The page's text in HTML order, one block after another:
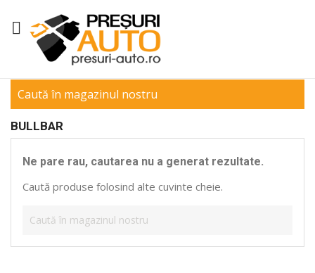

BULLBAR
Ne pare rau, cautarea nu a generat rezultate.
Caută produse folosind alte cuvinte cheie.